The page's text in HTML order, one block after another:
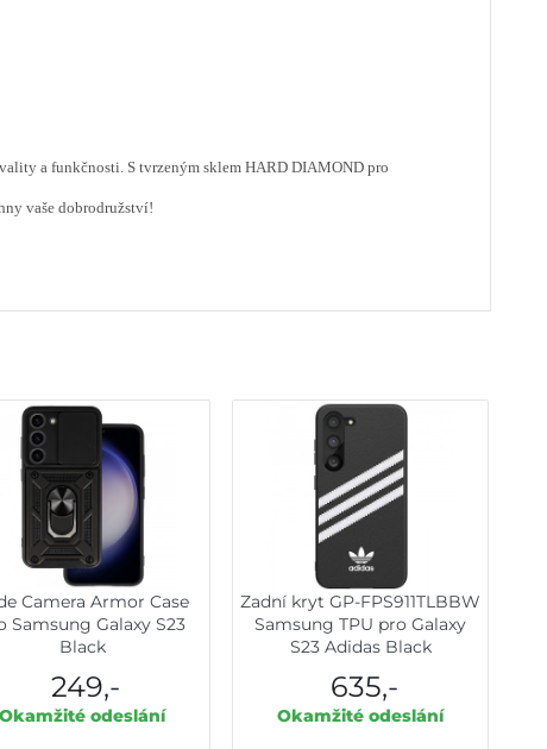
a funkčnosti. S tvrzeným sklem HARD DIAMOND pro
vaše dobrodružství!
Camera Armor Case
Samsung Galaxy S23
Black
249,-
Okamžité odeslání
Zadní kryt GP-FPS911TLBBW
Samsung TPU pro Galaxy
S23 Adidas Black
635,-
Okamžité odeslání